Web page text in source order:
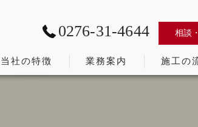
0276-31-4644 相談
当社の特徴 業務案内 施工の